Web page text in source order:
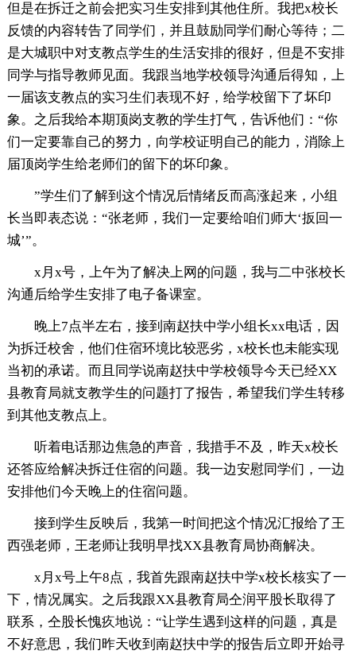
但是在拆迁之前会把实习生安排到其他住所。我把x校长
反馈的内容转告了同学们，并且鼓励同学们耐心等待；二
是大城职中对支教点学生的生活安排的很好，但是不安排
同学与指导教师见面。我跟当地学校领导沟通后得知，上
一届该支教点的实习生们表现不好，给学校留下了坏印
象。之后我给本期顶岗支教的学生打气，告诉他们：“你
们一定要靠自己的努力，向学校证明自己的能力，消除上
届顶岗学生给老师们的留下的坏印象。
”学生们了解到这个情况后情绪反而高涨起来，小组
长当即表态说：“张老师，我们一定要给咱们师大‘扳回一
城’”。
x月x号，上午为了解决上网的问题，我与二中张校长
沟通后给学生安排了电子备课室。
晚上7点半左右，接到南赵扶中学小组长xx电话，因
为拆迁校舍，他们住宿环境比较恶劣，x校长也未能实现
当初的承诺。而且同学说南赵扶中学校领导今天已经XX
县教育局就支教学生的问题打了报告，希望我们学生转移
到其他支教点上。
听着电话那边焦急的声音，我措手不及，昨天x校长
还答应给解决拆迁住宿的问题。我一边安慰同学们，一边
安排他们今天晚上的住宿问题。
接到学生反映后，我第一时间把这个情况汇报给了王
西强老师，王老师让我明早找XX县教育局协商解决。
x月x号上午8点，我首先跟南赵扶中学x校长核实了一
下，情况属实。之后我跟XX县教育局仝润平股长取得了
联系，仝股长愧疚地说：“让学生遇到这样的问题，真是
不好意思，我们昨天收到南赵扶中学的报告后立即开始寻